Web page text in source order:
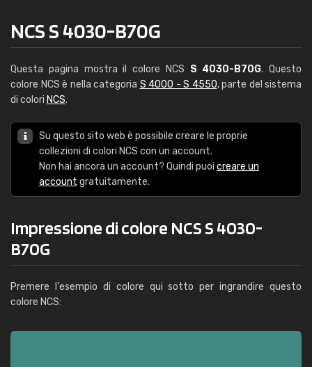
NCS S 4030-B70G
Questa pagina mostra il colore NCS S 4030-B70G. Questo
colore NCS è nella categoria S 4000 - S 4550, parte del sistema
di colori NCS.
Su questo sito web è possibile creare le proprie
collezioni di colori NCS con un account.
Non hai ancora un account? Quindi puoi creare un
account gratuitamente.
Impressione di colore NCS S 4030-
B70G
Premere l'esempio di colore qui sotto per ingrandire questo
colore NCS: